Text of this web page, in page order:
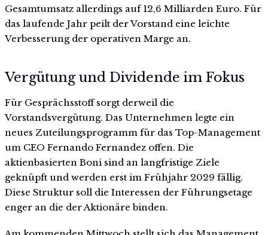
Gesamtumsatz allerdings auf 12,6 Milliarden Euro. Für
das laufende Jahr peilt der Vorstand eine leichte
Verbesserung der operativen Marge an.
Vergütung und Dividende im Fokus
Für Gesprächsstoff sorgt derweil die
Vorstandsvergütung. Das Unternehmen legte ein
neues Zuteilungsprogramm für das Top-Management
um CEO Fernando Fernandez offen. Die
aktienbasierten Boni sind an langfristige Ziele
geknüpft und werden erst im Frühjahr 2029 fällig.
Diese Struktur soll die Interessen der Führungsetage
enger an die der Aktionäre binden.